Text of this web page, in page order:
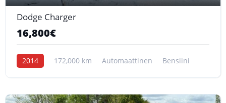
Dodge Charger
16,800€
2014 172,000 km Automaattinen Bensiini